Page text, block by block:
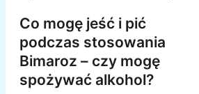
Co mogę jeść i pić
podczas stosowania
Bimaroz – czy mogę
spożywać alkohol?